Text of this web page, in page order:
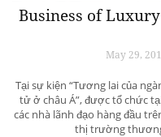
Business of
May 29,
Tại sự kiện “Tương lai của
tử ở châu Á”, được tổ chức
các nhà lãnh đạo hàng đầu
thị trường